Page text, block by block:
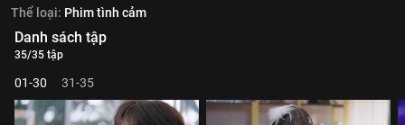
Thể loại: Phim tình cảm
Danh sách tập
35/35 tập
01-30 31-35